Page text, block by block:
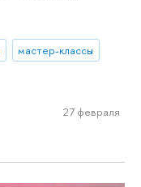
мастер-классы
27 февраля